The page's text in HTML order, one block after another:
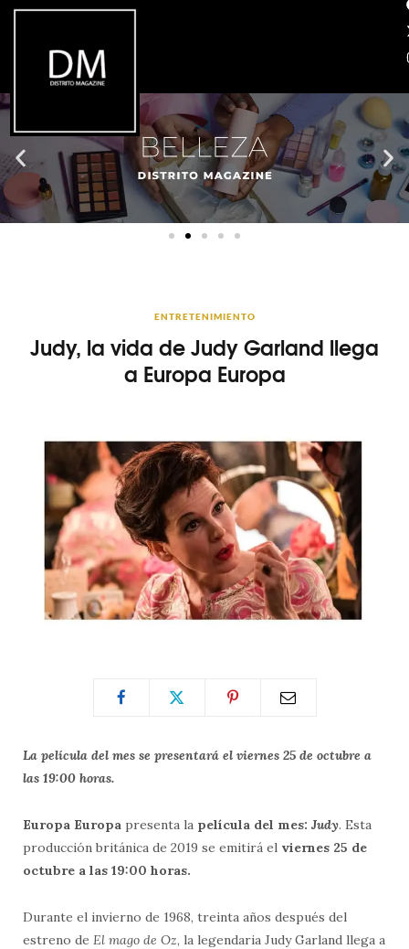
ENTRETENIMIENTO
Judy, la vida de Judy Garland llega
a Europa Europa
La película del mes se presentará el viernes 25 de octubre a
las 19:00 horas.
Europa Europa presenta la película del mes: Judy. Esta
producción británica de 2019 se emitirá el viernes 25 de
octubre a las 19:00 horas.
Durante el invierno de 1968, treinta años después del
estreno de El mago de Oz, la legendaria Judy Garland llega a